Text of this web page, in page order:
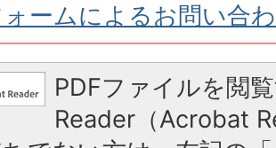
ームによるお問い合
PDFファイルを閲
Reader（Acrobat